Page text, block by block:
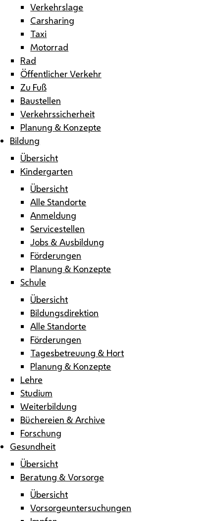
Verkehrslage
Carsharing
Taxi
Motorrad
Rad
Öffentlicher Verkehr
Zu Fuß
Baustellen
Verkehrssicherheit
Planung & Konzepte
Bildung
Übersicht
Kindergarten
Übersicht
Alle Standorte
Anmeldung
Servicestellen
Jobs & Ausbildung
Förderungen
Planung & Konzepte
Schule
Übersicht
Bildungsdirektion
Alle Standorte
Förderungen
Tagesbetreuung & Hort
Planung & Konzepte
Lehre
Studium
Weiterbildung
Büchereien & Archive
Forschung
Gesundheit
Übersicht
Beratung & Vorsorge
Übersicht
Vorsorgeuntersuchungen